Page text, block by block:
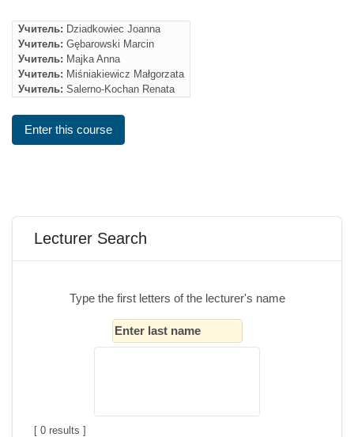
Учитель: Dziadkowiec Joanna
Учитель: Gębarowski Marcin
Учитель: Majka Anna
Учитель: Miśniakiewicz Małgorzata
Учитель: Salerno-Kochan Renata
Enter this course
Блоки
Lecturer Search
Type the first letters of the lecturer's name
[ 0 results ]